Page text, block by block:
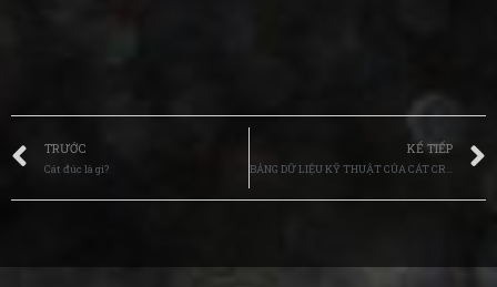
TRƯỚC
Cát đúc là gì?
KẾ TIẾP
BẢNG DỮ LIỆU KỸ THUẬT CỦA CÁT CROMIT